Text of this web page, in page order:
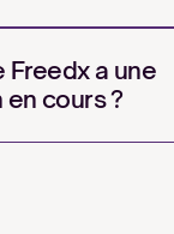
Freedx a une
cours ?